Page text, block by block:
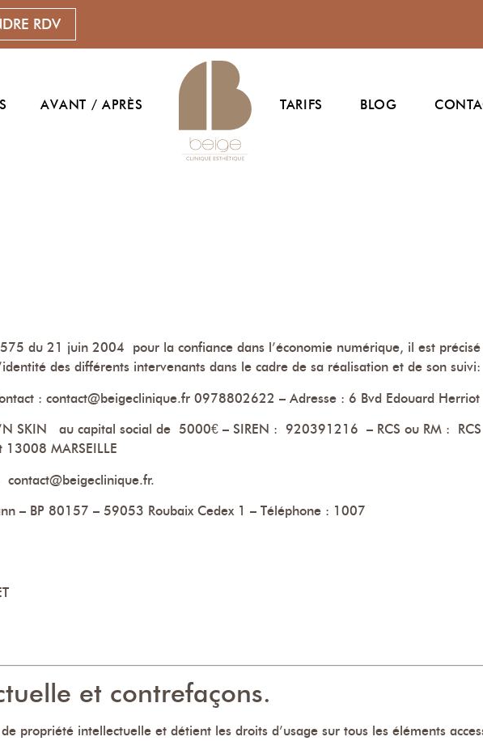
RDV
AVANT / APRÈS TARIFS BLOG
du 21 juin 2004 pour la confiance dans l’économie numérique, il est
des différents intervenants dans le cadre de sa réalisation et de son suivi:
: contact@beigeclinique.fr 0978802622 – Adresse : 6 Bvd Edouard Herriot
SKIN au capital social de 5000€ – SIREN : 920391216 – RCS ou RM :
MARSEILLE
contact@beigeclinique.fr.
– BP 80157 – 59053 Roubaix Cedex 1 – Téléphone : 1007
et contrefaçons.
propriété intellectuelle et détient les droits d’usage sur tous les éléments